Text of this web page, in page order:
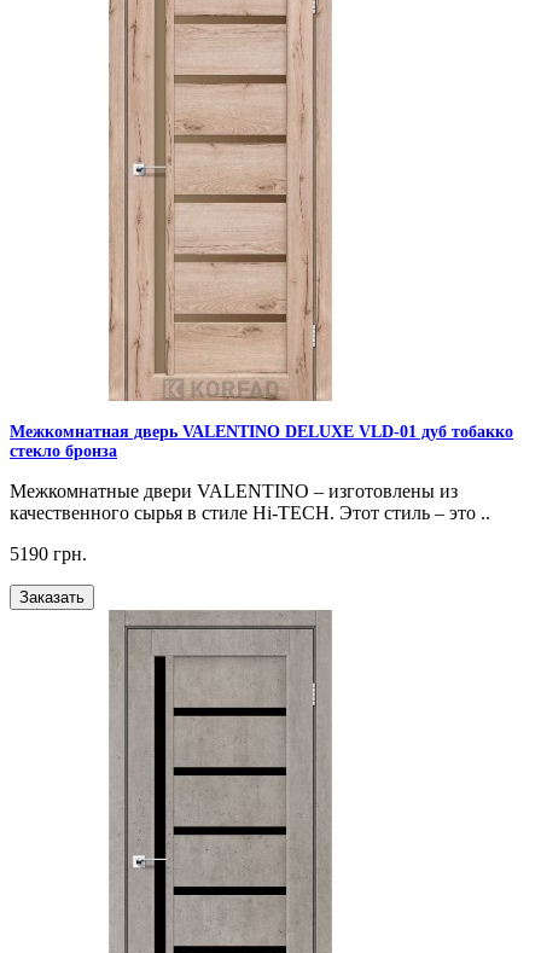
Межкомнатная дверь VALENTINO DELUXE VLD-01 дуб тобакко
стекло бронза
Межкомнатные двери VALENTINO – изготовлены из
качественного сырья в стиле Hi-TECH. Этот стиль – это ..
5190 грн.
Заказать